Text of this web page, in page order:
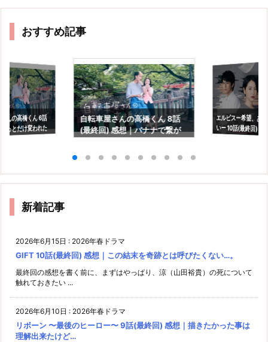
おすすめ記事
んの高橋くん 6話
っとだけ変われた
自転車屋さんの高橋くん 8話
(最終回) 感想｜バナナで繋が
エルピスー希望、あ
いー 10話(最終回) 感
の光を信じるという
新着記事
2026年6月15日 : 2026年春ドラマ
GIFT 10話(最終回) 感想｜この結末を奇跡とは呼びたくない…。
最終回の感想を書く前に、まずはやっぱり、涼（山田裕貴）の死について
触れておきたい ...
2026年6月10日 : 2026年春ドラマ
リボーン 〜最後のヒーロー〜 9話(最終回) 感想｜描きたかった事は
理解出来たけど…